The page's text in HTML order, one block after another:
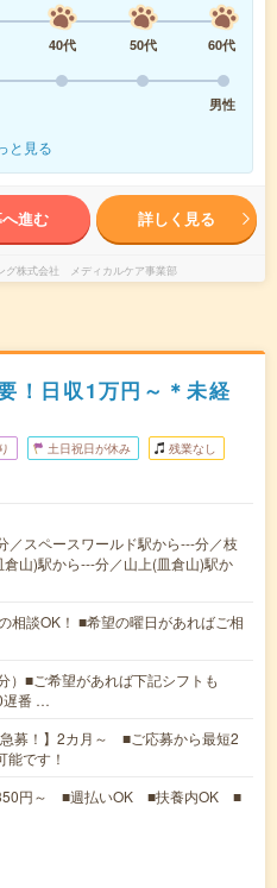
40代 50代
60代
男性
と見る
進む 詳しく見る
グ株式会社 メディカルケア事業部
！日収1万円～＊未経
土日祝日が休み 残業なし
／スペースワールド駅から---分／枝
山)駅から---分／山上(皿倉山)駅か
相談OK！ ■希望の曜日があればご相
）■ご希望があれば下記シフトも
遅番 …
急募！】2カ月～ ■ご応募から最短2
能です！
円～ ■週払いOK ■扶養内OK ■